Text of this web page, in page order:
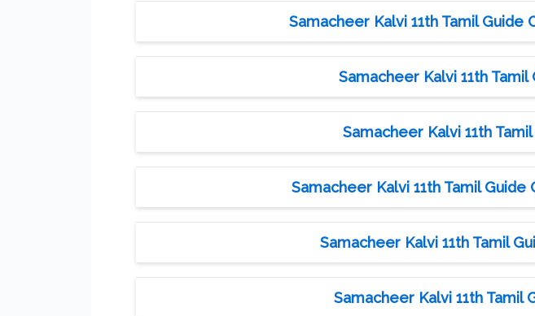
Samacheer Kalvi 11th Tamil Guide
Samacheer Kalvi 11th Tamil
Samacheer Kalvi 11th
Samacheer Kalvi 11th Tamil Guide
Samacheer Kalvi 11th Tamil
Samacheer Kalvi 11th Tamil